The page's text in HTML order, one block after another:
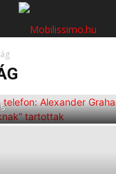
a telefon;